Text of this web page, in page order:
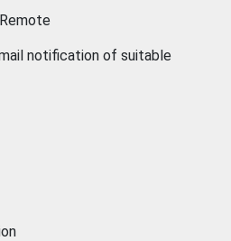
notification of suitable